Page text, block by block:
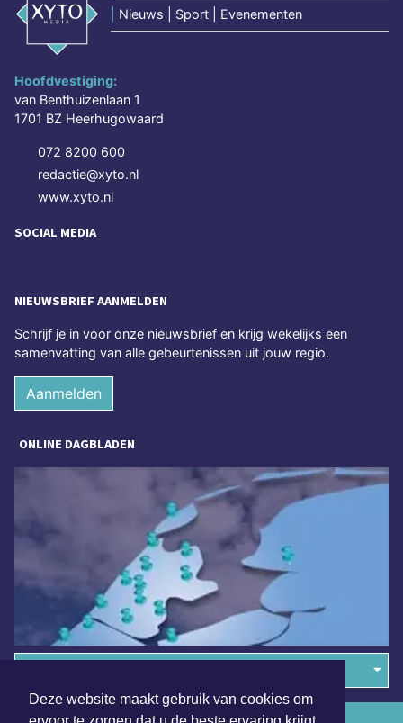
Deze website maakt gebruik van cookies om
Nieuws | Sport | Evenementen
Hoofdvestiging:
van Benthuizenlaan 1
1701 BZ Heerhugowaard
072 8200 600
redactie@xyto.nl
www.xyto.nl
SOCIAL MEDIA
NIEUWSBRIEF AANMELDEN
Schrijf je in voor onze nieuwsbrief en krijg wekelijks een
samenvatting van alle gebeurtenissen uit jouw regio.
Aanmelden
ONLINE DAGBLADEN